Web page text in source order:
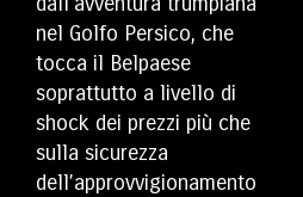
nel Golfo Persico, che
tocca il Belpaese
soprattutto a livello di
shock dei prezzi più che
sulla sicurezza
dell’approvvigionamento